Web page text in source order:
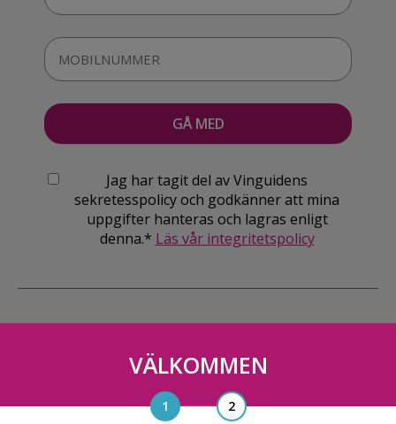
Jag har tagit del av Vinguidens
sekretesspolicy och godkänner att mina
uppgifter hanteras och lagras enligt
denna.* Läs vår integritetspolicy
Vinguiden Nordic AB
Blasieholmsgatan 4A, 111 48, Stockholm
VÄLKOMMEN